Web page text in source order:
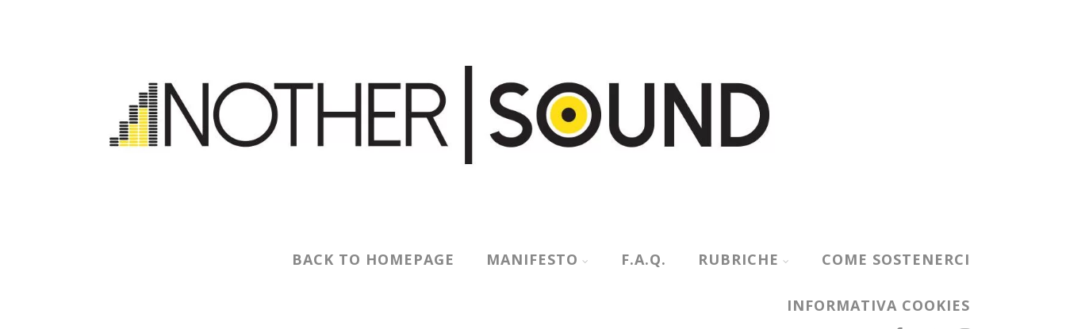
BACK TO HOMEPAGE MANIFESTO F.A.Q. RUBRICHE COME SOSTENERCI
INFORMATIVA COOKIES